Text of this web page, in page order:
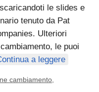
le slides e
tenuto da Pat
Ulteriori
le puoi
a leggere
cambiamento